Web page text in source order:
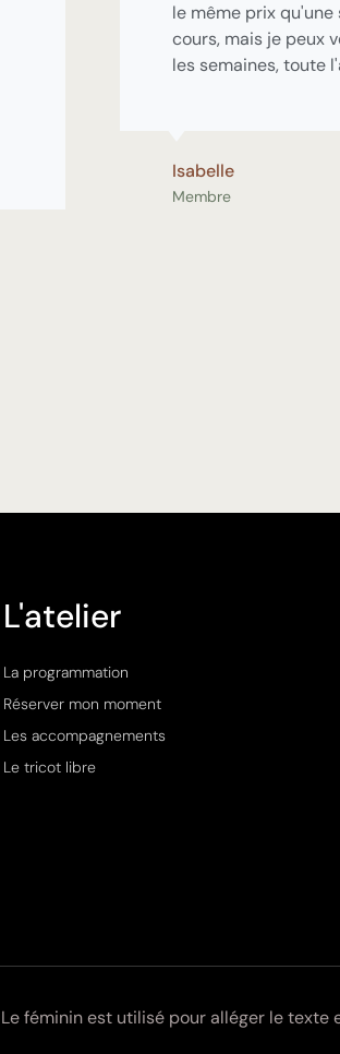
le même prix qu'une
cours, mais je peux
les semaines, toute
Isabelle
Membre
L'atelier
La programmation
Réserver mon moment
Les accompagnements
Le tricot libre
Le féminin est utilisé pour alléger le